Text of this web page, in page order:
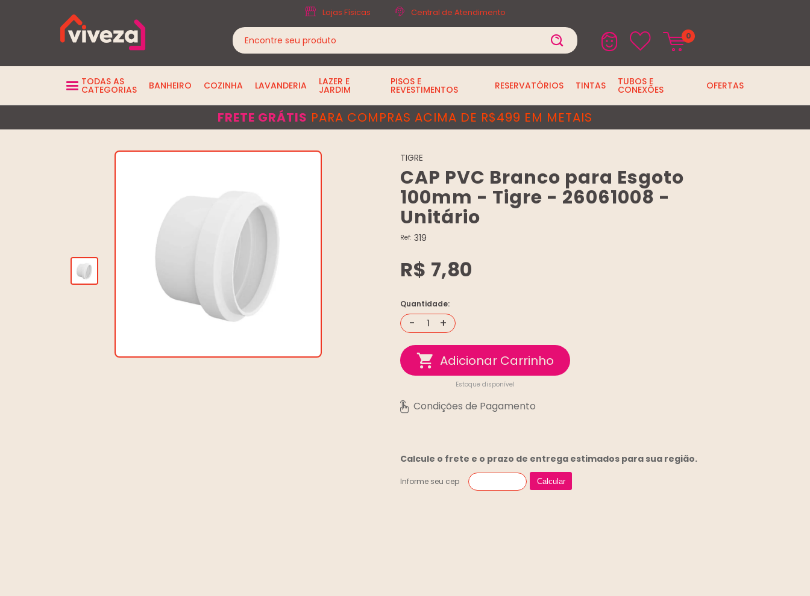
Lojas Físicas Central de Atendimento
0
TODAS AS
CATEGORIAS BANHEIRO COZINHA LAVANDERIA LAZER E
JARDIM
PISOS E
REVESTIMENTOS RESERVATÓRIOS TINTAS TUBOS E
CONEXÕES OFERTAS
FRETE GRÁTIS PARA COMPRAS ACIMA DE R$499 EM METAIS
TIGRE
CAP PVC Branco para Esgoto
100mm - Tigre - 26061008 -
Unitário
Ref: 319
R$ 7,80
Quantidade:
- +
Estoque disponível
Calcule o frete e o prazo de entrega estimados para sua região.
Informe seu cep Calcular